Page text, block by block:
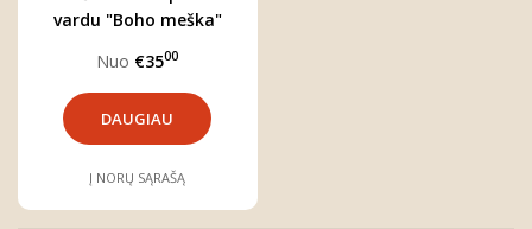
vardu "Boho meška"
Nuo €3500
DAUGIAU
Į NORŲ SĄRAŠĄ